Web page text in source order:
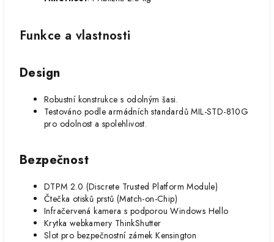
Funkce a vlastnosti
Design
Robustní konstrukce s odolným šasi.
Testováno podle armádních standardů MIL-STD-810G
pro odolnost a spolehlivost.
Bezpečnost
DTPM 2.0 (Discrete Trusted Platform Module)
Čtečka otisků prstů (Match-on-Chip)
Infračervená kamera s podporou Windows Hello
Krytka webkamery ThinkShutter
Slot pro bezpečnostní zámek Kensington